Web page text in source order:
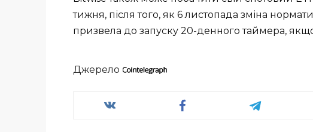
тижня, після того, як 6 листопада зміна
призвела до запуску 20-денного таймера, якщо
Джерело